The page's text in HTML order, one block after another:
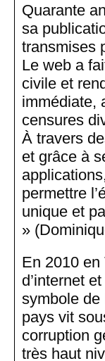
Quarante
sa
transmises
Le web a
civile et
immédiate,
censures
À travers
et grâce à
permettre
unique et
»
En 2010 en
d’internet
symbole de
pays vit
corruption
très haut